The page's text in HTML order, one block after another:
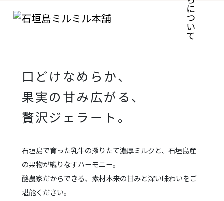
自然の甘さがギュッと詰まった、
FLAVOR
Brown sugar
Red sweet potato
Banana
Pineapple
Rum raisin
& More
口どけなめらか、
果実の甘み広がる、
贅沢ジェラート。
石垣島で育った乳牛の搾りたて濃厚ミルクと、石垣島産
の果物が織りなすハーモニー。
酪農家だからできる、素材本来の甘みと深い味わいをご
堪能ください。